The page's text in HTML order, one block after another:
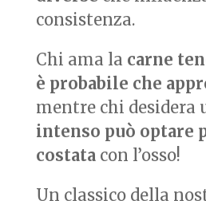
consistenza.
Chi ama la carne
è probabile che
mentre chi desidera
intenso può optare
costatacon l’osso!
Un classico della